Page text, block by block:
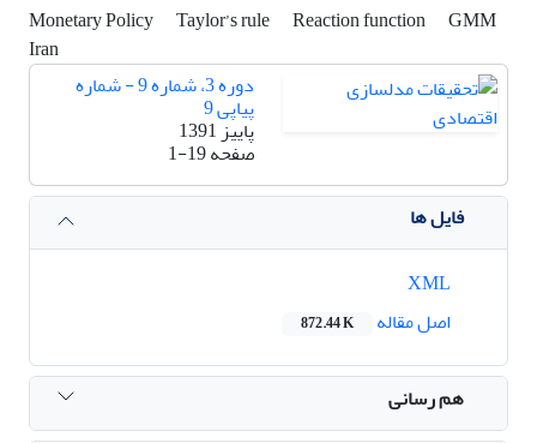
Monetary Policy Taylor’s rule Reaction function
GMM
Iran
دوره 3، شماره 9 - شماره
پیاپی 9
پاییز 1391
صفحه1-19
فایل ها
اصل مقاله
872.44 K
هم رسانی